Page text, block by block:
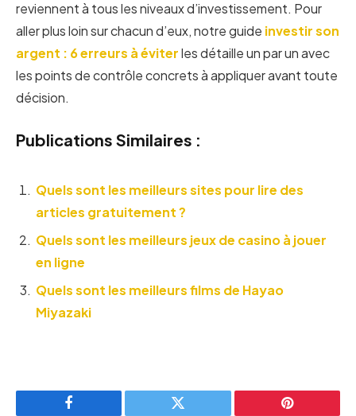
reviennent à tous les niveaux d’investissement. Pour
aller plus loin sur chacun d’eux, notre guide investir son
argent : 6 erreurs à éviterles détaille un par un avec
les points de contrôle concrets à appliquer avant toute
décision.
Publications Similaires :
Quels sont les meilleurs sites pour lire des
articles gratuitement ?
Quels sont les meilleurs jeux de casino à jouer
en ligne
Quels sont les meilleurs films de Hayao
Miyazaki